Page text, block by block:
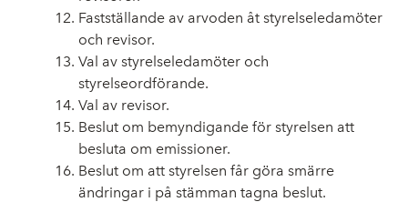
Fastställande av arvoden åt styrelseledamöter
och revisor.
Val av styrelseledamöter och
styrelseordförande.
Val av revisor.
Beslut om bemyndigande för styrelsen att
besluta om emissioner.
Beslut om att styrelsen får göra smärre
ändringar i på stämman tagna beslut.